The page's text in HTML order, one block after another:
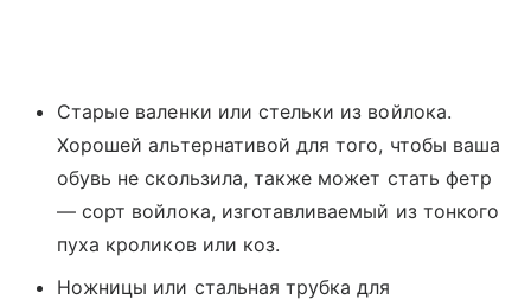
Старые валенки или стельки из войлока.
Хорошей альтернативой для того, чтобы ваша
обувь не скользила, также может стать фетр
— сорт войлока, изготавливаемый из тонкого
пуха кроликов или коз.
Ножницы или стальная трубка для